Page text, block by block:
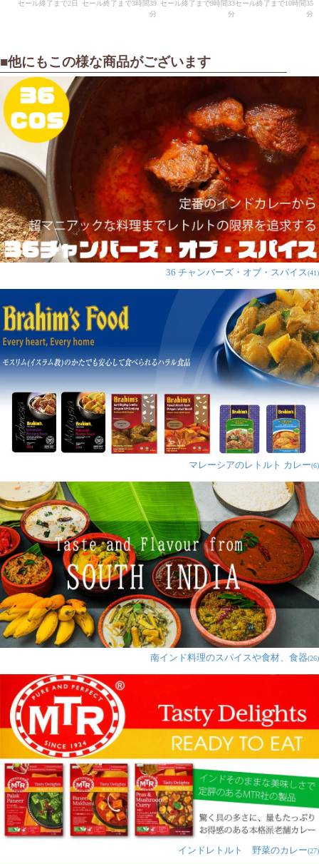
■他にもこの様な商品がございます
36 チャンバーズ・オブ・スパイス(41)
マレーシアのレトルト カレー(6)
南インド料理のスパイスや食材、食器(26)
インドレトルト 野菜のカレー(27)